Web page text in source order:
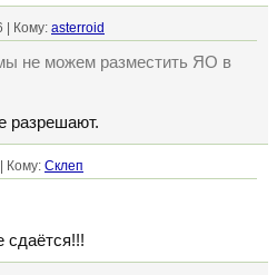
| Кому: asterroid
не можем разместить ЯО в
разрешают.
Кому: Склеп
сдаëтся!!!